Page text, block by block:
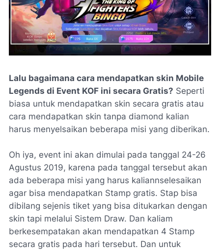
Lalu bagaimana cara mendapatkan skin Mobile
Legends di Event KOF ini secara Gratis? Seperti
biasa untuk mendapatkan skin secara gratis atau
cara mendapatkan skin tanpa diamond kalian
harus menyelsaikan beberapa misi yang diberikan.
Oh iya, event ini akan dimulai pada tanggal 24-26
Agustus 2019, karena pada tanggal tersebut akan
ada beberapa misi yang harus kaliannselesaikan
agar bisa mendapatkan Stamp gratis. Stap bisa
dibilang sejenis tiket yang bisa ditukarkan dengan
skin tapi melalui Sistem Draw. Dan kaliam
berkesempatakan akan mendapatkan 4 Stamp
secara gratis pada hari tersebut. Dan untuk